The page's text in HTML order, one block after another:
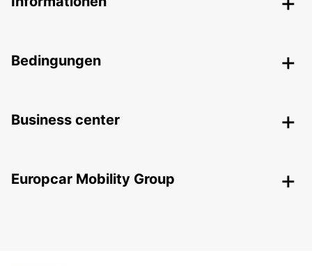
Bedingungen
Business center
Europcar Mobility Group